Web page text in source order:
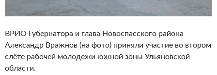
ВРИО Губернатора и глава Новоспасского района
Александр Вражнов (на фото) приняли участие во втором
слёте рабочей молодежи южной зоны Ульяновской
области.